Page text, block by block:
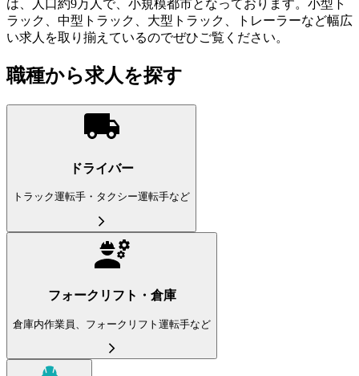
は、人口約9万人で、小規模都市となっております。小型ト
ラック、中型トラック、大型トラック、トレーラーなど幅広
い求人を取り揃えているのでぜひご覧ください。
職種から求人を探す
ドライバー
トラック運転手・タクシー運転手など
フォークリフト・倉庫
倉庫内作業員、フォークリフト運転手など